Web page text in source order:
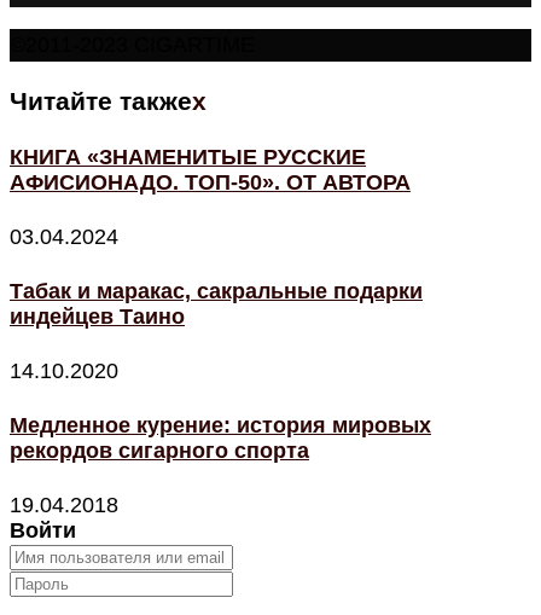
Читайте такжеx
КНИГА «ЗНАМЕНИТЫЕ РУССКИЕ
АФИСИОНАДО. ТОП-50». ОТ АВТОРА
03.04.2024
Табак и маракас, сакральные подарки
индейцев Таино
14.10.2020
Медленное курение: история мировых
рекордов сигарного спорта
19.04.2018
Войти